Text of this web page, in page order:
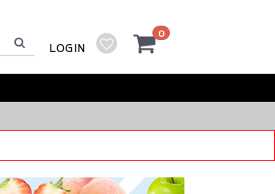
LOGIN
0